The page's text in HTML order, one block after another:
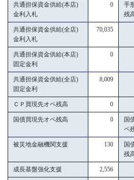
共通担保資金供給(本店)
金利入札
0
手
残
共通担保資金供給(全店)
金利入札
70,035
共通担保資金供給(本店)
固定金利
0
共通担保資金供給(全店)
固定金利
8,009
ＣＰ買現先オペ残高 0
国債買現先オペ残高 0
国
ペ
被災地金融機関支援 130
国
残
成長基盤強化支援 2,556